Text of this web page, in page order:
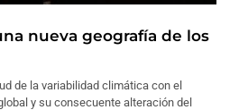
nueva geografía de los
de la variabilidad climática con el
y su consecuente alteración del